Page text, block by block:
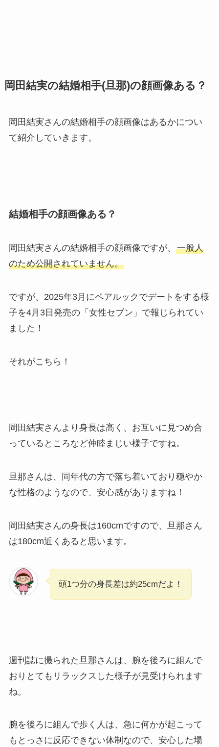
岡田結実の結婚相手(旦那)の顔画像ある？
岡田結実さんの結婚相手の顔画像はあるかについ
て紹介していきます。
結婚相手の顔画像ある？
岡田結実さんの結婚相手の顔画像ですが、 一般人
のため公開されていません。
ですが、2025年3月にペアルックでデートをする様
子を4月3日発売の「女性セブン」で報じられてい
ました！
それがこちら！
岡田結実さんより身長は高く、お互いに見つめ合
っているところなど仲睦まじい様子ですね。
旦那さんは、同年代の方で落ち着いており穏やか
な性格のようなので、安心感がありますね！
岡田結実さんの身長は160cmですので、旦那さん
は180cm近くあると思います。
頭1つ分の身長差は約25cmだよ！
週刊誌に撮られた旦那さんは、腕を後ろに組んで
おりとてもリラックスした様子が見受けられます
ね。
腕を後ろに組んで歩く人は、急に何かが起こって
もとっさに反応できない体制なので、安心した場